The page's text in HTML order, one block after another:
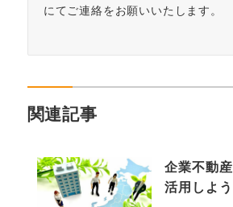
にてご連絡をお願いいたします。
関連記事
企業不動
活用しよう